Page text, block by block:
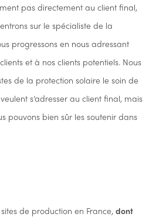
pas directement au client final,
sur le spécialiste de la
progressons en nous adressant
et à nos clients potentiels. Nous
de la protection solaire le soin de
s’adresser au client final, mais
pouvons bien sûr les soutenir dans
sites de production en France, dont